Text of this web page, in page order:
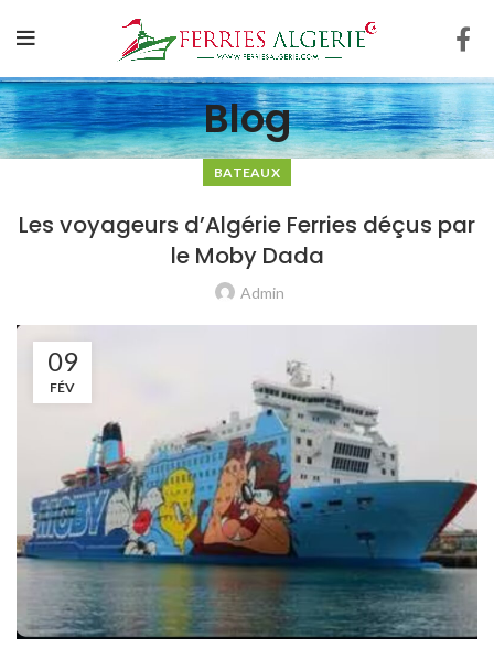
Blog
BATEAUX
Les voyageurs d’Algérie Ferries déçus par
le Moby Dada
Admin
09
FÉV